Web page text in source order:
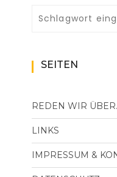
SEITEN
REDEN WIR
LINKS
IMPRESSUM &